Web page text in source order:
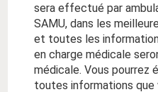
sera effectué par
SAMU, dans les
et toutes les
en charge médicale
médicale. Vous pourrez
toutes informations que